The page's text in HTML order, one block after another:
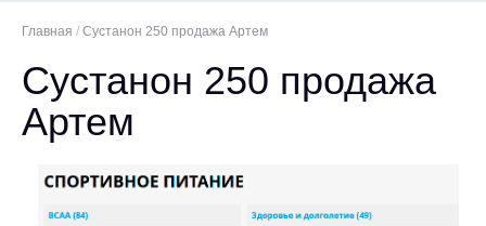
Главная / Сустанон 250 продажа Артем
Сустанон 250 продажа
Артем